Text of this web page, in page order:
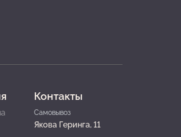
Контакты
Самовывоз
Якова Геринга, 11